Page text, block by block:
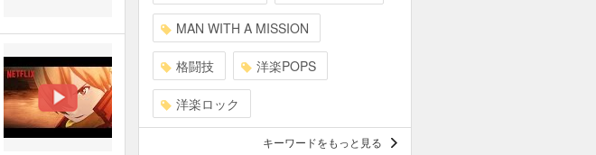
MAN WITH A MISSION
格闘技 洋楽POPS
洋楽ロック
キーワードをもっと見る